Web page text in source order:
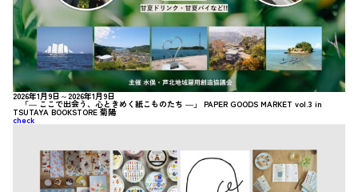
2026年1月9日～2026年1月9日
「― ここで出会う、心ときめく紙こものたち ―」 PAPER GOODS MARKET vol.3 in
TSUTAYA BOOKSTORE 菊陽
check